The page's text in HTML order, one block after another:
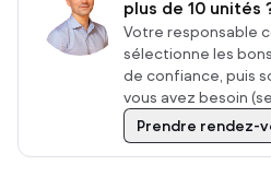
plus de 10 unités
Votre responsable
sélectionne les
de confiance, puis
vous avez besoin
Prendre rendez-